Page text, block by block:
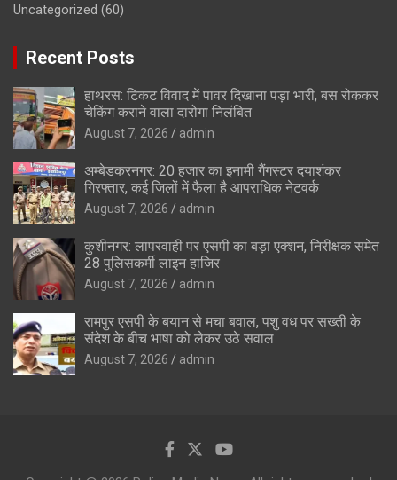
Uncategorized (60)
Recent Posts
हाथरस: टिकट विवाद में पावर दिखाना पड़ा भारी, बस रोककर
चेकिंग कराने वाला दारोगा निलंबित
August 7, 2026 admin
अम्बेडकरनगर: 20 हजार का इनामी गैंगस्टर दयाशंकर
गिरफ्तार, कई जिलों में फैला है आपराधिक नेटवर्क
August 7, 2026 admin
कुशीनगर: लापरवाही पर एसपी का बड़ा एक्शन, निरीक्षक समेत
28 पुलिसकर्मी लाइन हाजिर
August 7, 2026 admin
रामपुर एसपी के बयान से मचा बवाल, पशु वध पर सख्ती के
संदेश के बीच भाषा को लेकर उठे सवाल
August 7, 2026 admin